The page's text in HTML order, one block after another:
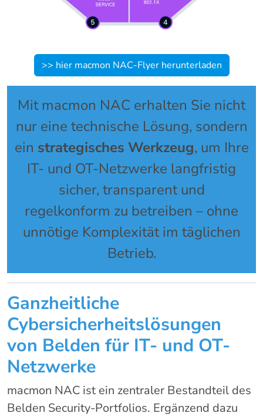
>> hier macmon NAC-Flyer herunterladen
Mit macmon NAC erhalten Sie nicht
nur eine technische Lösung, sondern
ein strategisches Werkzeug, um Ihre
IT- und OT-Netzwerke langfristig
sicher, transparent und
regelkonform zu betreiben – ohne
unnötige Komplexität im täglichen
Betrieb.
Ganzheitliche
Cybersicherheitslösungen
von Belden für IT- und OT-
Netzwerke
macmon NAC ist ein zentraler Bestandteil des
Belden Security-Portfolios. Ergänzend dazu